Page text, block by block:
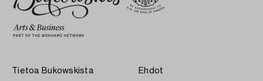
Tietoa Bukowskista Ehdot